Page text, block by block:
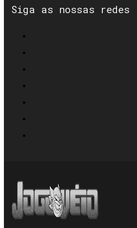
Siga as nossas redes